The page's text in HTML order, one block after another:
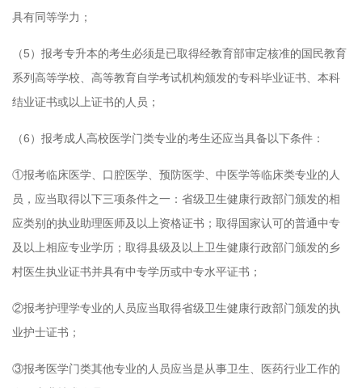
具有同等学力；
（5）报考专升本的考生必须是已取得经教育部审定核准的国民教育
系列高等学校、高等教育自学考试机构颁发的专科毕业证书、本科
结业证书或以上证书的人员；
（6）报考成人高校医学门类专业的考生还应当具备以下条件：
①报考临床医学、口腔医学、预防医学、中医学等临床类专业的人
员，应当取得以下三项条件之一：省级卫生健康行政部门颁发的相
应类别的执业助理医师及以上资格证书；取得国家认可的普通中专
及以上相应专业学历；取得县级及以上卫生健康行政部门颁发的乡
村医生执业证书并具有中专学历或中专水平证书；
②报考护理学专业的人员应当取得省级卫生健康行政部门颁发的执
业护士证书；
③报考医学门类其他专业的人员应当是从事卫生、医药行业工作的